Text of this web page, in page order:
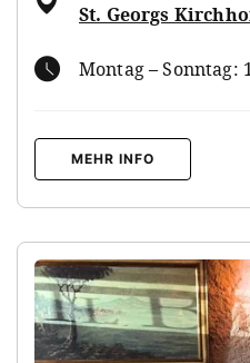
St. Georgs
Montag – Sonntag:
MEHR INFO